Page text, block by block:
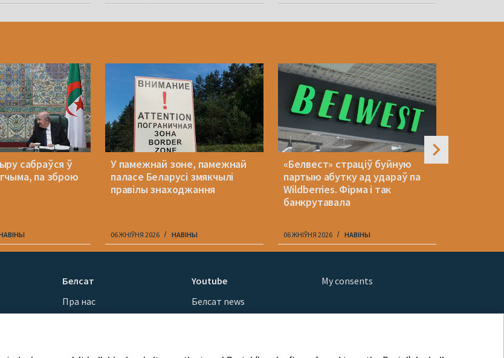
сабраўся ў
па зброю
У памежнай зоне, памежнай
паласе Беларусі змякчылі
правілы знаходжання
06 ЖНІЎНЯ 2026 НАВІНЫ
«Белвест» страціў буйную
партыю абутку ад удараў па
Wildberries. Фірма і так
банкрутавала
06 ЖНІЎНЯ 2026 НАВІНЫ
Белсат
Пра нас
Кантакты
Youtube
Белсат news
Белсат Shorts
My consents